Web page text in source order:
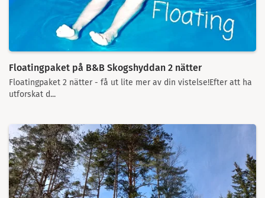
Floatingpaket på B&B Skogshyddan 2 nätter
Floatingpaket 2 nätter - få ut lite mer av din vistelse!Efter att ha
utforskat d...